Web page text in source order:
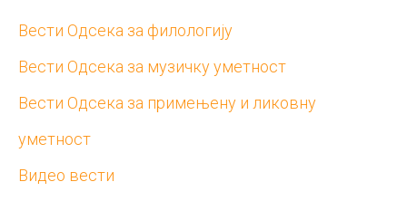
Вести Одсека за филологију
Вести Одсека за музичку уметност
Вести Одсека за примењену и ликовну
уметност
Видео вести